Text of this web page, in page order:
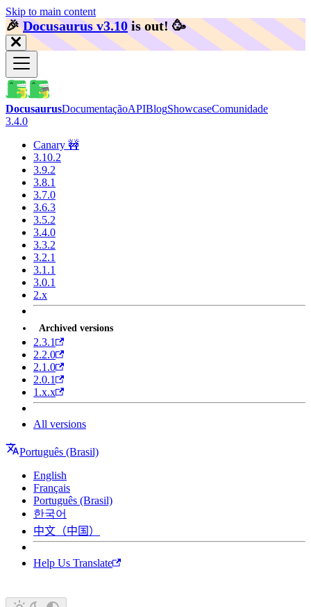
Skip to main content
🎉️Docusaurus v3.10 is out! 🥳️
DocusaurusDocumentaçãoAPIBlogShowcaseComunidade
3.4.0
Canary 🚧
3.10.2
3.9.2
3.8.1
3.7.0
3.6.3
3.5.2
3.4.0
3.3.2
3.2.1
3.1.1
3.0.1
2.x
Archived versions
2.3.1
2.2.0
2.1.0
2.0.1
1.x.x
All versions
Português (Brasil)
English
Français
Português (Brasil)
한국어
中文（中国）
Help Us Translate